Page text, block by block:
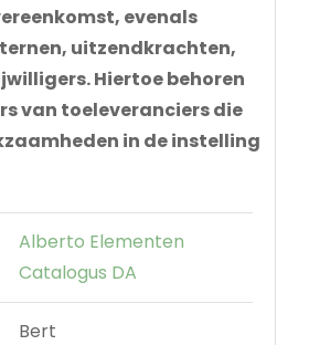
evenals
uitzendkrachten,
Hiertoe behoren
van toeleveranciers die
in de instelling
Alberto Elementen
Catalogus DA
Bert